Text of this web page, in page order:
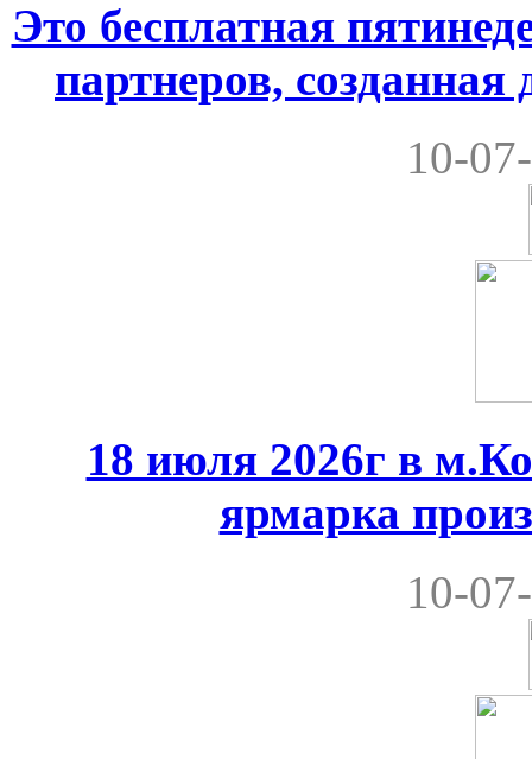
Это бесплатная
партнеров,
10-
18 июля 2026г в
ярмарка
10-